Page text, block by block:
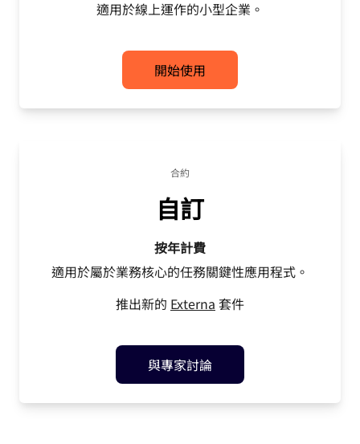
適用於線上運作的小型企業。
開始使用
合約
自訂
按年計費
適用於屬於業務核心的任務關鍵性應用程式。
推出新的 Externa 套件
與專家討論